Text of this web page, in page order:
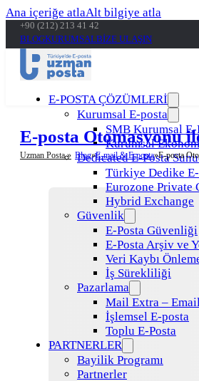
Ana içeriğe atlaAlt bilgiye atla
+90 (212) 213 41 42
BLOGKURUMSALBİZE ULAŞIN
E-POSTA ÇÖZÜMLERİ
Kurumsal E-posta
SMB Kurumsal E-
Kurumsal
Dedicated E-Posta
Türkiye Dedike
Eurozone Private
Hybrid Exchange
Güvenlik
E-Posta Güvenliği
E-Posta Arşiv ve
Veri Kaybı
İş Sürekliliği
Pazarlama
Mail Extra –
İşlemsel E-posta
Toplu E-Posta
PARTNERLER
Bayilik Programı
Partnerler
E-posta Otomasyonu ile
Uzman Posta » Blog E-mail & E-posta E-posta